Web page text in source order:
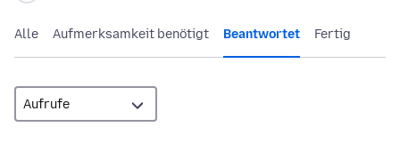
Alle Aufmerksamkeit benötigt Beantwortet Fertig